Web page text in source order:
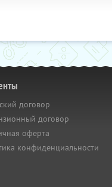
договор
договор
оферта
конфиденциальности